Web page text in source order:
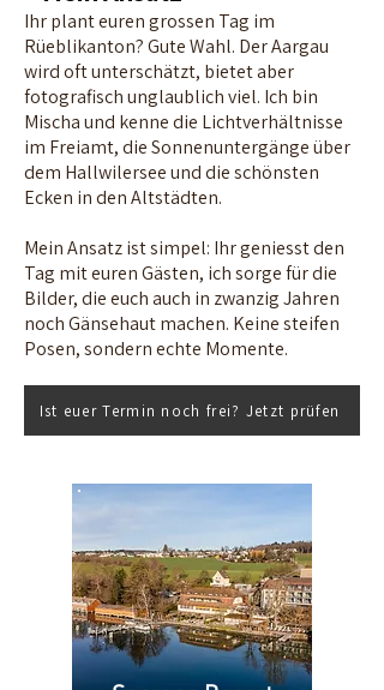
Ihr plant euren grossen Tag im
Rüeblikanton? Gute Wahl. Der Aargau
wird oft unterschätzt, bietet aber
fotografisch unglaublich viel. Ich bin
Mischa und kenne die Lichtverhältnisse
im Freiamt, die Sonnenuntergänge über
dem Hallwilersee und die schönsten
Ecken in den Altstädten.
Mein Ansatz ist simpel: Ihr geniesst den
Tag mit euren Gästen, ich sorge für die
Bilder, die euch auch in zwanzig Jahren
noch Gänsehaut machen. Keine steifen
Posen, sondern echte Momente.
Ist euer Termin noch frei? Jetzt prüfen